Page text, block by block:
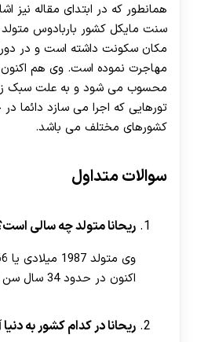
همانطور که در ابتدای مقاله نیز
سنت مایکل کشور باربادوس
مکان سکونت داشته است و در
مهاجرت نموده است. وی هم اکنون
محسوب می شود و به علت سبک
تورهایی که اجرا می سازد دائما
کشورهای مختلف می باشد.
سوالات متداول
ریحانا متولد چه سالی
اکنون در حدود 34 سال سن دارد.
ریحانا در کدام کشور به